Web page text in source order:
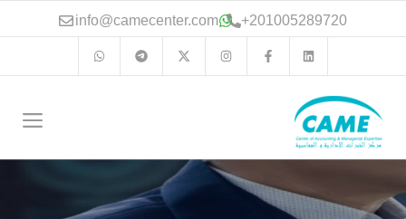
انتقل
إلى 201005289720
+
info@camecenter.com